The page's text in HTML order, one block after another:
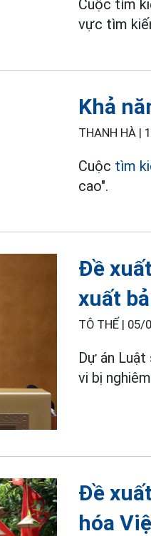
Cuộc tìm
vực tìm
Khả
THANH HÀ |
Cuộc tìm
cao".
Đề
xuất
TÔ THẾ | 05/
Dự án
vi bị
Đề
hóa